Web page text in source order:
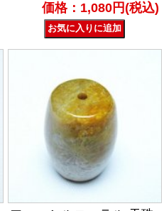
価格：1,080円(税込)